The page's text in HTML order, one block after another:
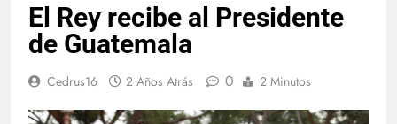
El Rey recibe al Presidente
de Guatemala
Cedrus16 2 Años Atrás 0 2 Minutos